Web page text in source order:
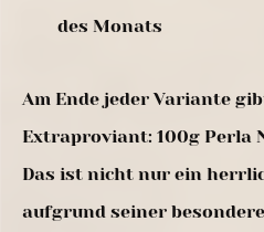
des Monats
Am Ende jeder Variante
Extraproviant: 100g Perla
Das ist nicht nur ein
aufgrund seiner